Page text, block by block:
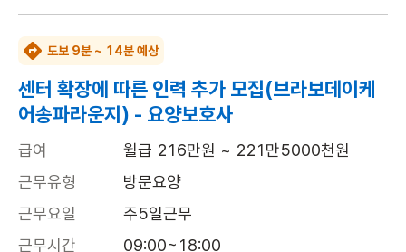
도보 9분 ~ 14분 예상
센터 확장에 따른 인력 추가 모집(브라보데이케
어송파라운지) - 요양보호사
급여
월급 216만원 ~ 221만5000천원
근무유형
방문요양
근무요일
주5일근무
근무시간
09:00~18:00